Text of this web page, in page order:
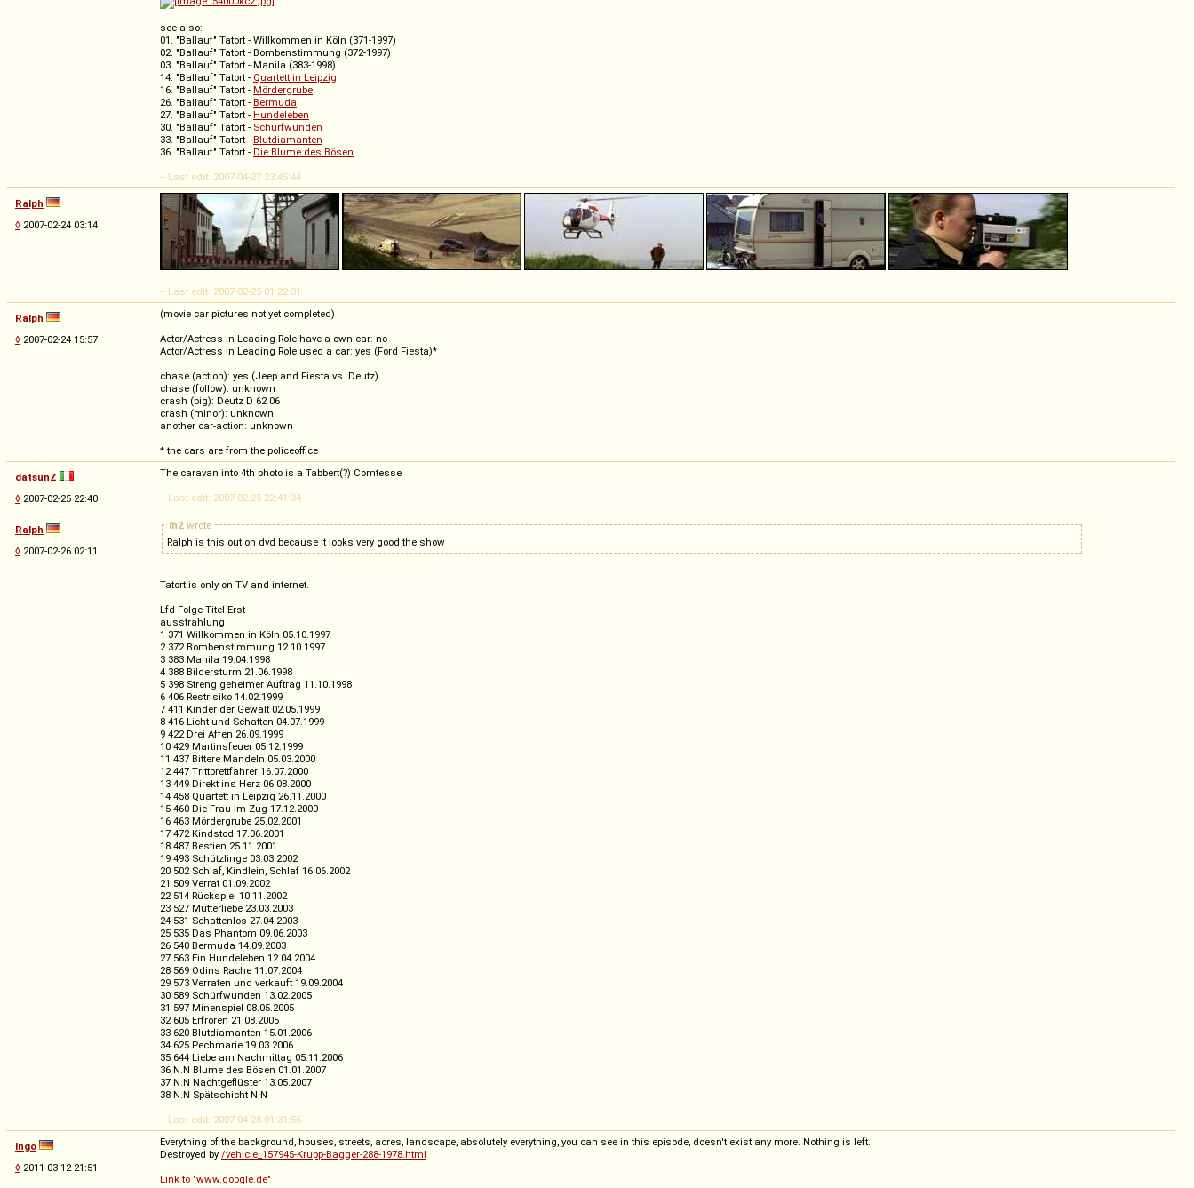
see also:
01. "Ballauf" Tatort - Willkommen in Köln (371-1997)
02. "Ballauf" Tatort - Bombenstimmung (372-1997)
03. "Ballauf" Tatort - Manila (383-1998)
14. "Ballauf" Tatort - Quartett in Leipzig
16. "Ballauf" Tatort - Mördergrube
26. "Ballauf" Tatort - Bermuda
27. "Ballauf" Tatort - Hundeleben
30. "Ballauf" Tatort - Schürfwunden
33. "Ballauf" Tatort - Blutdiamanten
36. "Ballauf" Tatort - Die Blume des Bösen
-- Last edit: 2007-04-27 23:45:44
Ralph
◊ 2007-02-24 03:14
-- Last edit: 2007-02-25 01:22:31
Ralph
◊ 2007-02-24 15:57
(movie car pictures not yet completed)
Actor/Actress in Leading Role have a own car: no
Actor/Actress in Leading Role used a car: yes (Ford Fiesta)*
chase (action): yes (Jeep and Fiesta vs. Deutz)
chase (follow): unknown
crash (big): Deutz D 62 06
crash (minor): unknown
another car-action: unknown
* the cars are from the policeoffice
datsunZ
◊ 2007-02-25 22:40
The caravan into 4th photo is a Tabbert(?) Comtesse
-- Last edit: 2007-02-25 22:41:34
Ralph
◊ 2007-02-26 02:11
lh2 wrote
Ralph is this out on dvd because it looks very good the show
Tatort is only on TV and internet.
Lfd Folge Titel Erst-
ausstrahlung
1 371 Willkommen in Köln 05.10.1997
2 372 Bombenstimmung 12.10.1997
3 383 Manila 19.04.1998
4 388 Bildersturm 21.06.1998
5 398 Streng geheimer Auftrag 11.10.1998
6 406 Restrisiko 14.02.1999
7 411 Kinder der Gewalt 02.05.1999
8 416 Licht und Schatten 04.07.1999
9 422 Drei Affen 26.09.1999
10 429 Martinsfeuer 05.12.1999
11 437 Bittere Mandeln 05.03.2000
12 447 Trittbrettfahrer 16.07.2000
13 449 Direkt ins Herz 06.08.2000
14 458 Quartett in Leipzig 26.11.2000
15 460 Die Frau im Zug 17.12.2000
16 463 Mördergrube 25.02.2001
17 472 Kindstod 17.06.2001
18 487 Bestien 25.11.2001
19 493 Schützlinge 03.03.2002
20 502 Schlaf, Kindlein, Schlaf 16.06.2002
21 509 Verrat 01.09.2002
22 514 Rückspiel 10.11.2002
23 527 Mutterliebe 23.03.2003
24 531 Schattenlos 27.04.2003
25 535 Das Phantom 09.06.2003
26 540 Bermuda 14.09.2003
27 563 Ein Hundeleben 12.04.2004
28 569 Odins Rache 11.07.2004
29 573 Verraten und verkauft 19.09.2004
30 589 Schürfwunden 13.02.2005
31 597 Minenspiel 08.05.2005
32 605 Erfroren 21.08.2005
33 620 Blutdiamanten 15.01.2006
34 625 Pechmarie 19.03.2006
35 644 Liebe am Nachmittag 05.11.2006
36 N.N Blume des Bösen 01.01.2007
37 N.N Nachtgeflüster 13.05.2007
38 N.N Spätschicht N.N
-- Last edit: 2007-04-28 01:31:56
Ingo
◊ 2011-03-12 21:51
Everything of the background, houses, streets, acres, landscape, absolutely everything, you can see in this episode, doesn't exist any more. Nothing is left.
Destroyed by /vehicle_157945-Krupp-Bagger-288-1978.html
Link to "www.google.de"